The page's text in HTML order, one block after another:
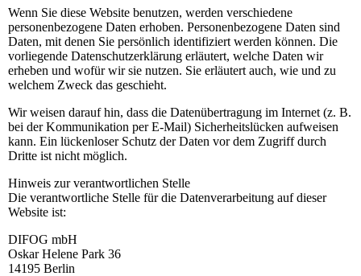
Wenn Sie diese Website benutzen, werden verschiedene
personenbezogene Daten erhoben. Personenbezogene Daten sind
Daten, mit denen Sie persönlich identifiziert werden können. Die
vorliegende Datenschutzerklärung erläutert, welche Daten wir
erheben und wofür wir sie nutzen. Sie erläutert auch, wie und zu
welchem Zweck das geschieht.
Wir weisen darauf hin, dass die Datenübertragung im Internet (z. B.
bei der Kommunikation per E-Mail) Sicherheitslücken aufweisen
kann. Ein lückenloser Schutz der Daten vor dem Zugriff durch
Dritte ist nicht möglich.
Hinweis zur verantwortlichen Stelle
Die verantwortliche Stelle für die Datenverarbeitung auf dieser
Website ist:
DIFOG mbH
Oskar Helene Park 36
14195 Berlin